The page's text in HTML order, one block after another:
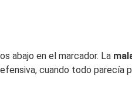
abajo en el marcador. La
cuando todo parecía